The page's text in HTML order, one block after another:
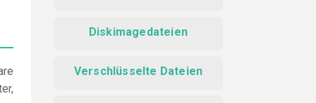
Diskimagedateien
Verschlüsselte Dateien